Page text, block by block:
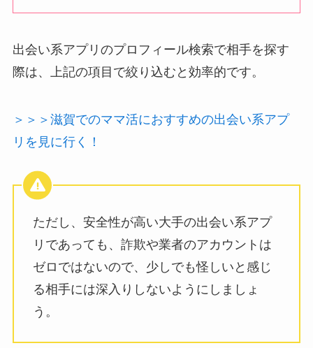
出会い系アプリのプロフィール検索で相手を探す
際は、上記の項目で絞り込むと効率的です。
＞＞＞滋賀でのママ活におすすめの出会い系アプ
リを見に行く！
ただし、安全性が高い大手の出会い系アプ
リであっても、詐欺や業者のアカウントは
ゼロではないので、少しでも怪しいと感じ
る相手には深入りしないようにしましょ
う。